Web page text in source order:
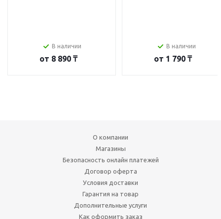
В наличии
от 8 890 ₸
В наличии
от 1 790 ₸
О компании
Магазины
Безопасность онлайн платежей
Договор оферта
Условия доставки
Гарантия на товар
Дополнительные услуги
Как оформить заказ